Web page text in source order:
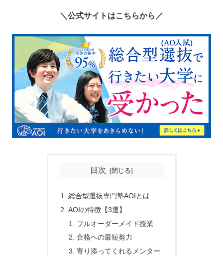
＼公式サイトはこちらから／
目次
総合型選抜専門塾AOIとは
AOIの特徴【3選】
フルオーダーメイド授業
合格への最短努力
寄り添ってくれるメンター